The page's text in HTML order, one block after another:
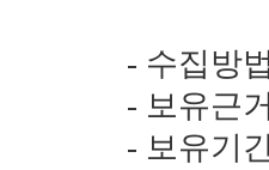
- 수집방
- 보유근
- 보유기